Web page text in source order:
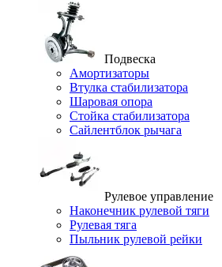
Подвеска
Амортизаторы
Втулка стабилизатора
Шаровая опора
Стойка стабилизатора
Сайлентблок рычага
Рулевое управление
Наконечник рулевой тяги
Рулевая тяга
Пыльник рулевой рейки